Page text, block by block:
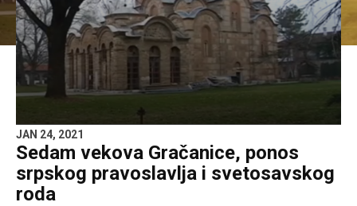
JAN 24, 2021
Sedam vekova Gračanice, ponos
srpskog pravoslavlja i svetosavskog
roda